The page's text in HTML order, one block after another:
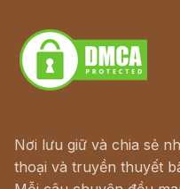
Nơi lưu giữ và chia sẻ
thoại và truyền thuyết